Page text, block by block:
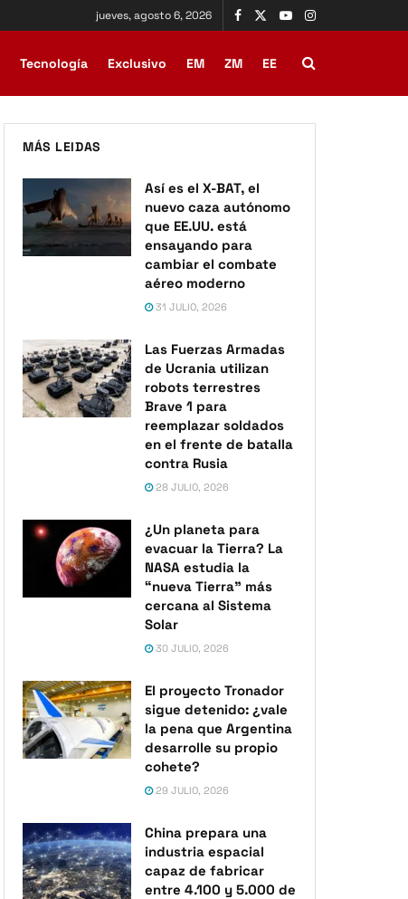
jueves, agosto 6, 2026
Tecnología Exclusivo EM ZM EE
MÁS LEIDAS
Así es el X-BAT, el
nuevo caza autónomo
que EE.UU. está
ensayando para
cambiar el combate
aéreo moderno
31 JULIO, 2026
Las Fuerzas Armadas
de Ucrania utilizan
robots terrestres
Brave 1 para
reemplazar soldados
en el frente de batalla
contra Rusia
28 JULIO, 2026
¿Un planeta para
evacuar la Tierra? La
NASA estudia la
“nueva Tierra” más
cercana al Sistema
Solar
30 JULIO, 2026
El proyecto Tronador
sigue detenido: ¿vale
la pena que Argentina
desarrolle su propio
cohete?
29 JULIO, 2026
China prepara una
industria espacial
capaz de fabricar
entre 4.100 y 5.000 de